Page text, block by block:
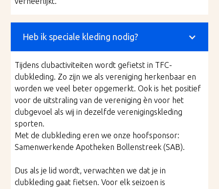
Heb ik speciale kleding nodig?
Tijdens clubactiviteiten wordt gefietst in TFC-
clubkleding. Zo zijn we als vereniging herkenbaar en
worden we veel beter opgemerkt. Ook is het positief
voor de uitstraling van de vereniging èn voor het
clubgevoel als wij in dezelfde verenigingskleding
sporten.
Met de clubkleding eren we onze hoofsponsor:
Samenwerkende Apotheken Bollenstreek (SAB).
Dus als je lid wordt, verwachten we dat je in
clubkleding gaat fietsen. Voor elk seizoen is